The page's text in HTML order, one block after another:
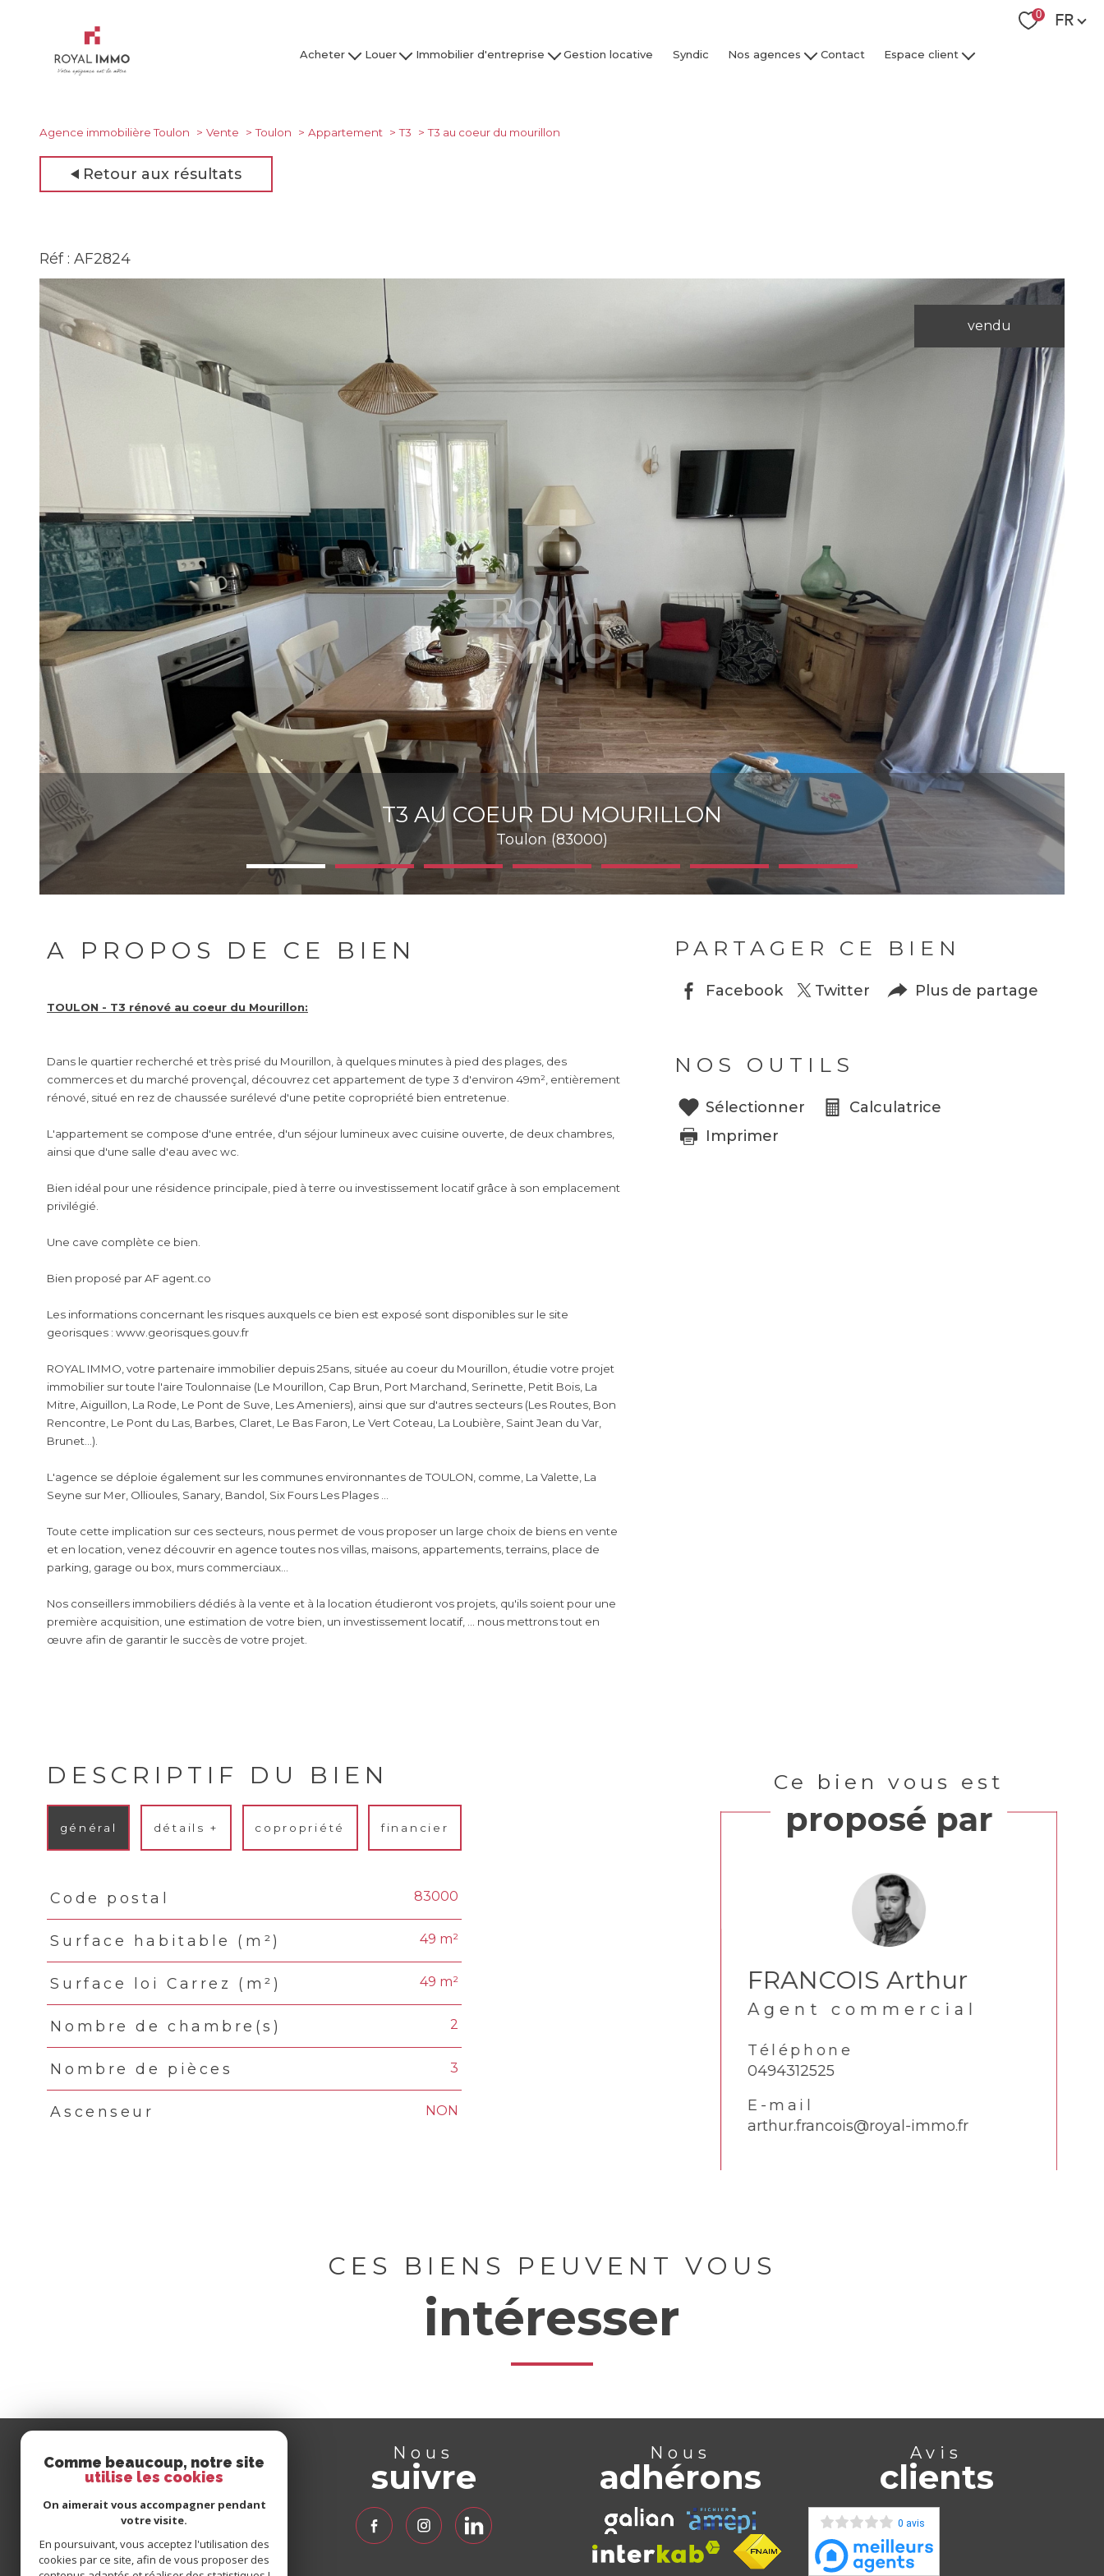
0 FR
Acheter
Studio
Louer
Studio
Immobilier d'entreprise
Vendre / Faire Gérer
Gestion locative Syndic Nos agences Contact Espace client
Agence immobilière Toulon
Vente Toulon Appartement T3 T3 au coeur du mourillon
Retour aux résultats
Réf : AF2824
vendu
T3 AU COEUR DU MOURILLON
Toulon (83000)
A PROPOS DE CE BIEN
TOULON - T3 rénové au coeur du Mourillon:
Dans le quartier recherché et très prisé du Mourillon, à quelques minutes à pied des plages, des
commerces et du marché provençal, découvrez cet appartement de type 3 d'environ 49m², entièrement
rénové, situé en rez de chaussée surélevé d'une petite copropriété bien entretenue.
L'appartement se compose d'une entrée, d'un séjour lumineux avec cuisine ouverte, de deux chambres,
ainsi que d'une salle d'eau avec wc.
Bien idéal pour une résidence principale, pied à terre ou investissement locatif grâce à son emplacement
privilégié.
Une cave complète ce bien.
Bien proposé par AF agent.co
Les informations concernant les risques auxquels ce bien est exposé sont disponibles sur le site
georisques : www.georisques.gouv.fr
ROYAL IMMO, votre partenaire immobilier depuis 25ans, située au coeur du Mourillon, étudie votre projet
immobilier sur toute l'aire Toulonnaise (Le Mourillon, Cap Brun, Port Marchand, Serinette, Petit Bois, La
Mitre, Aiguillon, La Rode, Le Pont de Suve, Les Ameniers), ainsi que sur d'autres secteurs (Les Routes, Bon
Rencontre, Le Pont du Las, Barbes, Claret, Le Bas Faron, Le Vert Coteau, La Loubière, Saint Jean du Var,
Brunet...).
L'agence se déploie également sur les communes environnantes de TOULON, comme, La Valette, La
Seyne sur Mer, Ollioules, Sanary, Bandol, Six Fours Les Plages ...
Toute cette implication sur ces secteurs, nous permet de vous proposer un large choix de biens en vente
et en location, venez découvrir en agence toutes nos villas, maisons, appartements, terrains, place de
parking, garage ou box, murs commerciaux...
Nos conseillers immobiliers dédiés à la vente et à la location étudieront vos projets, qu'ils soient pour une
première acquisition, une estimation de votre bien, un investissement locatif, ... nous mettrons tout en
œuvre afin de garantir le succès de votre projet.
PARTAGER CE BIEN
Facebook Twitter Plus de partage
NOS OUTILS
Sélectionner
Calculatrice
Imprimer
DESCRIPTIF DU BIEN
général détails + copropriété financier
TRAD_PAMPERO_Caracteristique
Code postal 83000
Surface habitable (m²) 49 m²
Surface loi Carrez (m²) 49 m²
Nombre de chambre(s) 2
Nombre de pièces 3
Ascenseur NON
Ce bien vous est
proposé par
FRANCOIS Arthur
Agent commercial
Téléphone
0494312525
E-mail
arthur.francois@royal-immo.fr
CES BIENS PEUVENT VOUS
intéresser
connecter
espace propriétaire
espace client syndic
espace client gestion
Nous
suivre
Nous
adhérons
Avis
clients
0 avis
Comme beaucoup, notre site
utilise les cookies
On aimerait vous accompagner pendant
votre visite.
En poursuivant, vous acceptez l'utilisation des
cookies par ce site, afin de vous proposer des